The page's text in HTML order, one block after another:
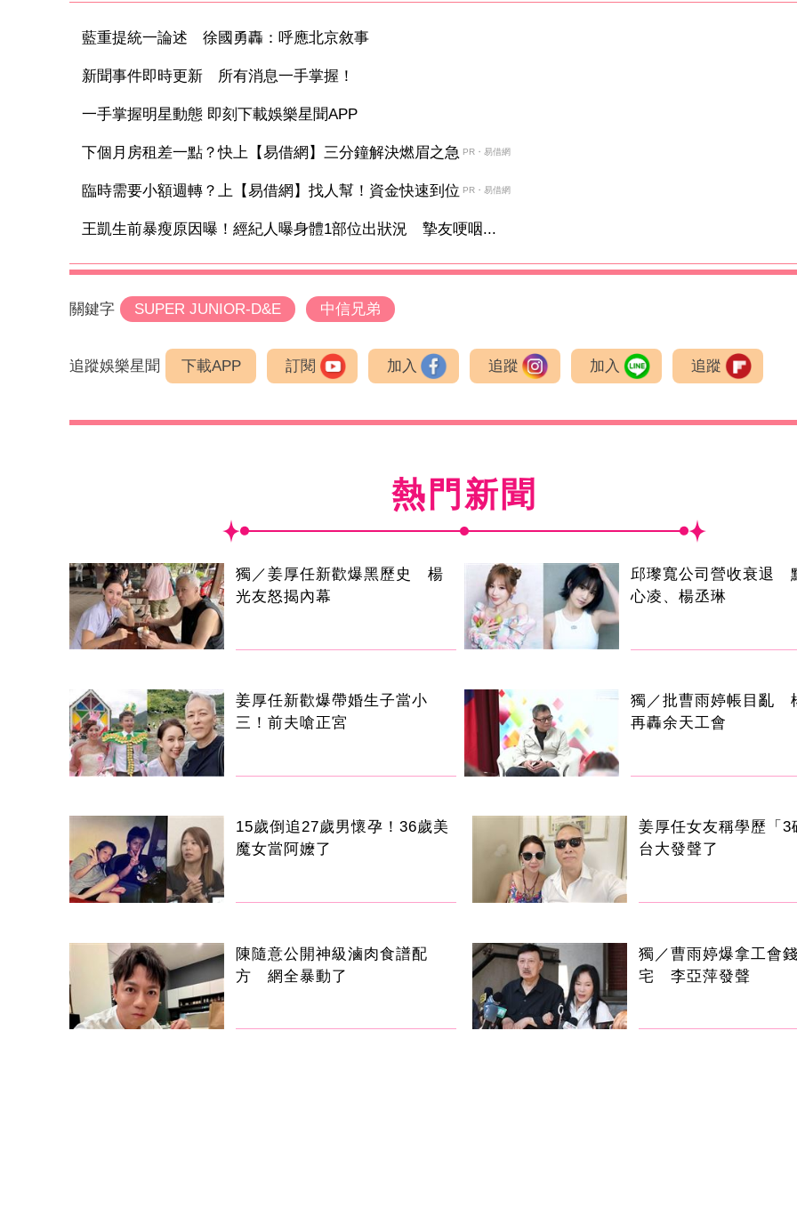
藍重提統一論述 徐國勇轟：呼應北京敘事
新聞事件即時更新 所有消息一手掌握！
一手掌握明星動態 即刻下載娛樂星聞APP
下個月房租差一點？快上【易借網】三分鐘解決燃眉之急 PR・易借網
臨時需要小額週轉？上【易借網】找人幫！資金快速到位 PR・易借網
王凱生前暴瘦原因曝！經紀人曝身體1部位出狀況 摯友哽咽...
關鍵字 SUPER JUNIOR-D&E 中信兄弟
追蹤娛樂星聞 下載APP 訂閱 加入 追蹤 加入 追蹤
熱門新聞
獨／姜厚任新歡爆黑歷史 楊
光友怒揭內幕
邱瓈寬公司營收衰退
心凌、楊丞琳
姜厚任新歡爆帶婚生子當小
三！前夫嗆正宮
獨／批曹雨婷帳目亂
再轟余天工會
15歲倒追27歲男懷孕！36歲美
魔女當阿嬤了
姜厚任女友稱學歷「3
台大發聲了
陳隨意公開神級滷肉食譜配
方 網全暴動了
獨／曹雨婷爆拿工會
宅 李亞萍發聲